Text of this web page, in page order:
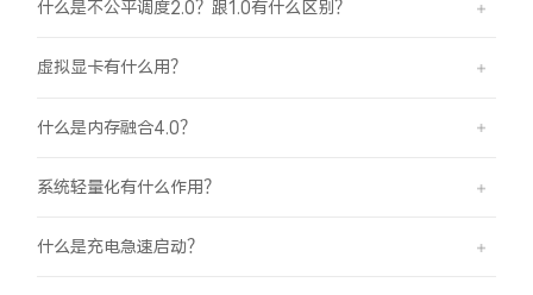
什么是不公平调度2.0？跟1.0有什么区别？
虚拟显卡有什么用？
什么是内存融合4.0？
系统轻量化有什么作用？
什么是充电急速启动？